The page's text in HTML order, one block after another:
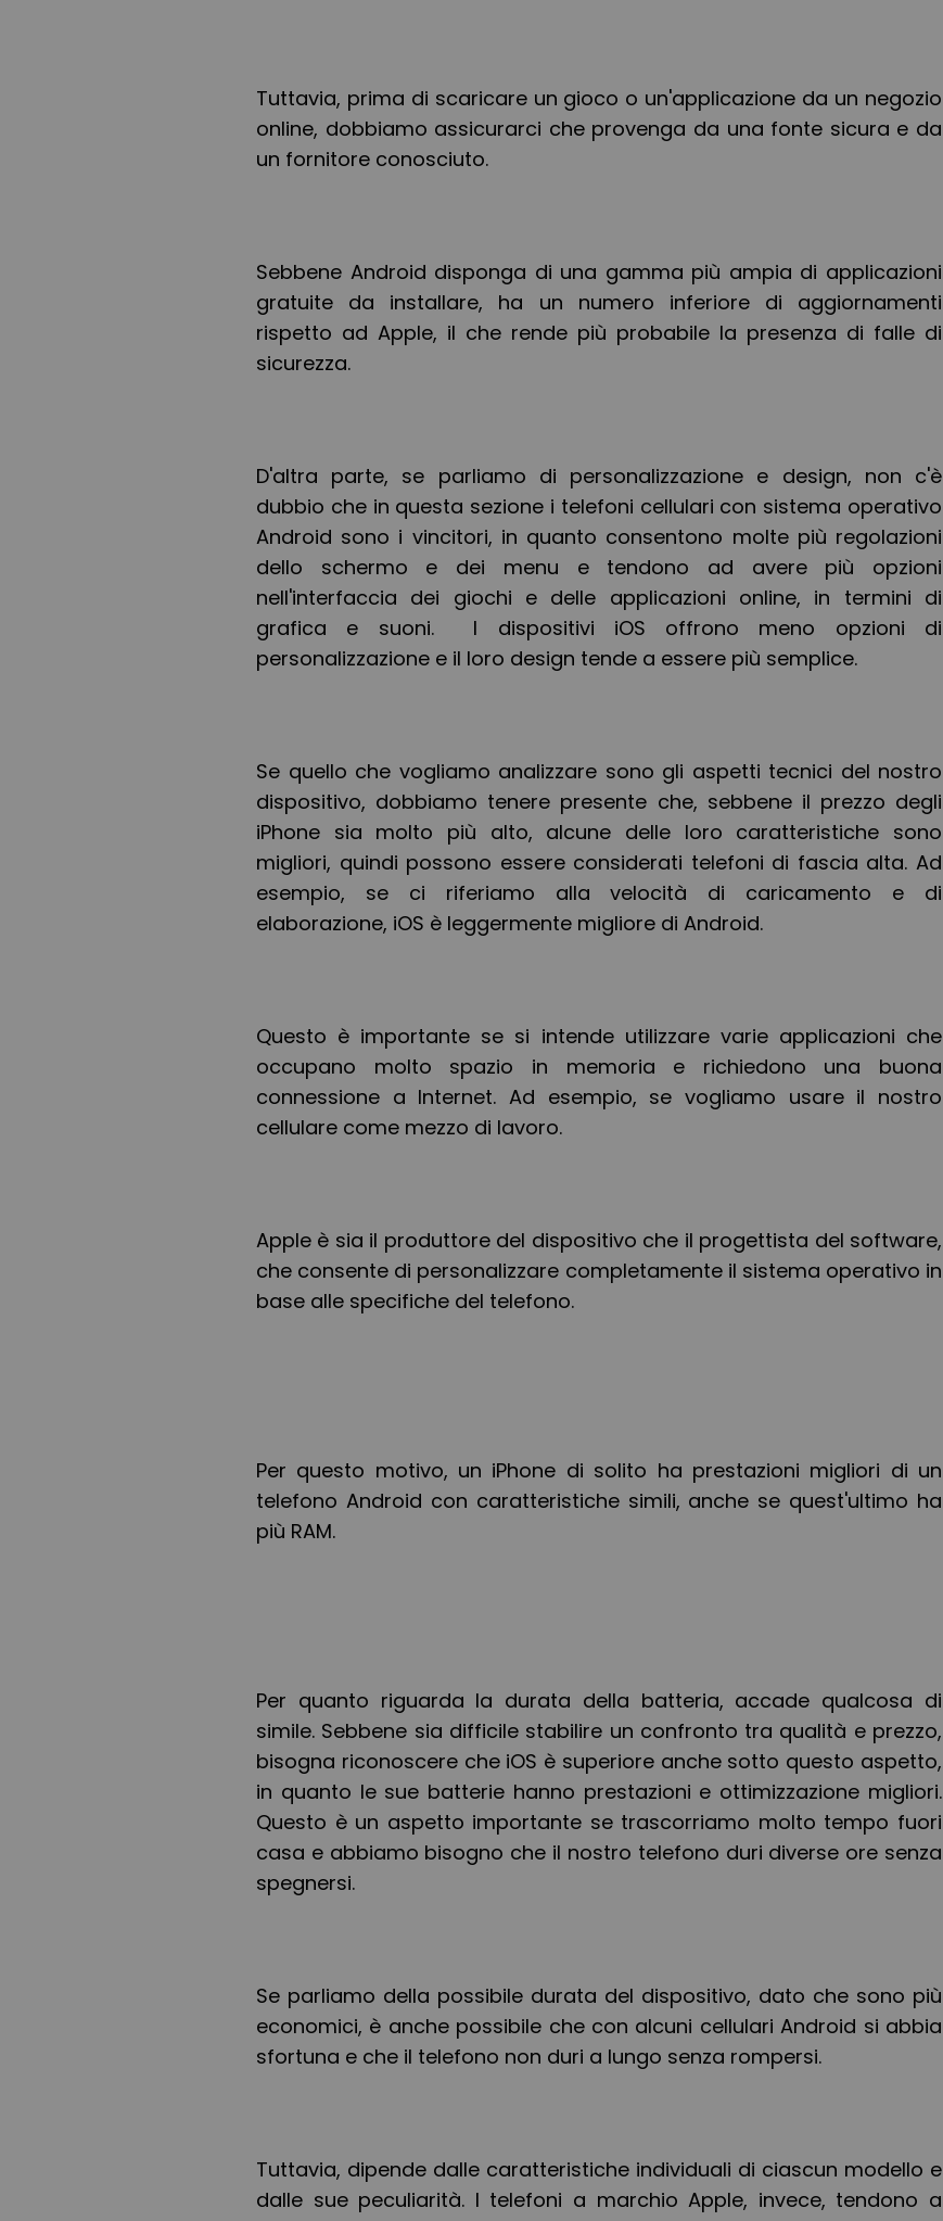
Tuttavia, prima di scaricare un gioco o un'applicazione da un negozio
online, dobbiamo assicurarci che provenga da una fonte sicura e da
un fornitore conosciuto.
Sebbene Android disponga di una gamma più ampia di applicazioni
gratuite da installare, ha un numero inferiore di aggiornamenti
rispetto ad Apple, il che rende più probabile la presenza di falle di
sicurezza.
D'altra parte, se parliamo di personalizzazione e design, non c'è
dubbio che in questa sezione i telefoni cellulari con sistema operativo
Android sono i vincitori, in quanto consentono molte più regolazioni
dello schermo e dei menu e tendono ad avere più opzioni
nell'interfaccia dei giochi e delle applicazioni online, in termini di
grafica e suoni. I dispositivi iOS offrono meno opzioni di
personalizzazione e il loro design tende a essere più semplice.
Se quello che vogliamo analizzare sono gli aspetti tecnici del nostro
dispositivo, dobbiamo tenere presente che, sebbene il prezzo degli
iPhone sia molto più alto, alcune delle loro caratteristiche sono
migliori, quindi possono essere considerati telefoni di fascia alta. Ad
esempio, se ci riferiamo alla velocità di caricamento e di
elaborazione, iOS è leggermente migliore di Android.
Questo è importante se si intende utilizzare varie applicazioni che
occupano molto spazio in memoria e richiedono una buona
connessione a Internet. Ad esempio, se vogliamo usare il nostro
cellulare come mezzo di lavoro.
Apple è sia il produttore del dispositivo che il progettista del software,
che consente di personalizzare completamente il sistema operativo in
base alle specifiche del telefono.
Per questo motivo, un iPhone di solito ha prestazioni migliori di un
telefono Android con caratteristiche simili, anche se quest'ultimo ha
più RAM.
Per quanto riguarda la durata della batteria, accade qualcosa di
simile. Sebbene sia difficile stabilire un confronto tra qualità e prezzo,
bisogna riconoscere che iOS è superiore anche sotto questo aspetto,
in quanto le sue batterie hanno prestazioni e ottimizzazione migliori.
Questo è un aspetto importante se trascorriamo molto tempo fuori
casa e abbiamo bisogno che il nostro telefono duri diverse ore senza
spegnersi.
Se parliamo della possibile durata del dispositivo, dato che sono più
economici, è anche possibile che con alcuni cellulari Android si abbia
sfortuna e che il telefono non duri a lungo senza rompersi.
Tuttavia, dipende dalle caratteristiche individuali di ciascun modello e
dalle sue peculiarità. I telefoni a marchio Apple, invece, tendono a